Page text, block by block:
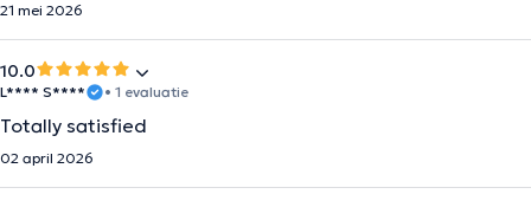
21 mei 2026
10.0
L**** S**** • 1 evaluatie
Totally satisfied
02 april 2026